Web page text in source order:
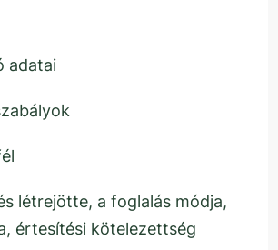
adatai
létrejötte, a foglalás módja,
értesítési kötelezettség